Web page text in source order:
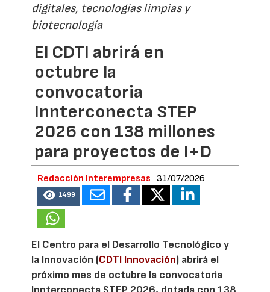
digitales, tecnologías limpias y
biotecnología
El CDTI abrirá en
octubre la
convocatoria
Innterconecta STEP
2026 con 138 millones
para proyectos de I+D
Redacción Interempresas 31/07/2026
1499
El Centro para el Desarrollo Tecnológico y
la Innovación (CDTI Innovación) abrirá el
próximo mes de octubre la convocatoria